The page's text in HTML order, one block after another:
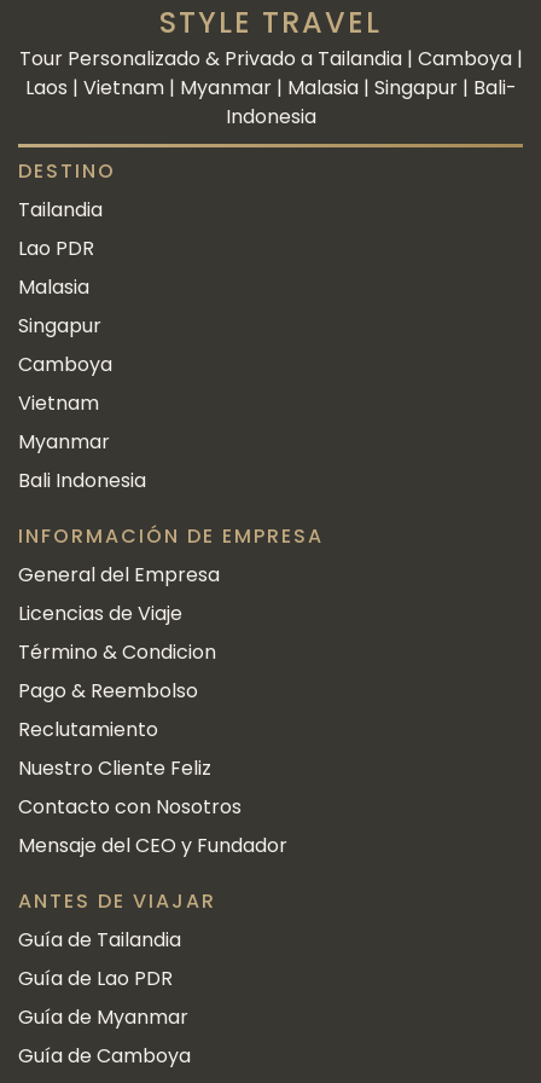
STYLE TRAVEL
Tour Personalizado & Privado a Tailandia | Camboya |
Laos | Vietnam | Myanmar | Malasia | Singapur | Bali-
Indonesia
DESTINO
Tailandia
Lao PDR
Malasia
Singapur
Camboya
Vietnam
Myanmar
Bali Indonesia
INFORMACIÓN DE EMPRESA
General del Empresa
Licencias de Viaje
Término & Condicion
Pago & Reembolso
Reclutamiento
Nuestro Cliente Feliz
Contacto con Nosotros
Mensaje del CEO y Fundador
ANTES DE VIAJAR
Guía de Tailandia
Guía de Lao PDR
Guía de Myanmar
Guía de Camboya